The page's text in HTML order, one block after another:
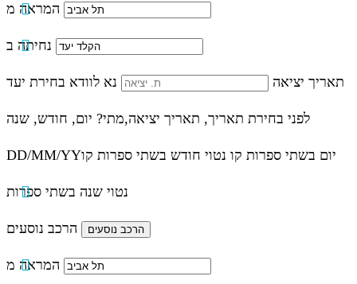
המראה מ
נחיתה ב
תאריך יציאה נא לוודא בחירת יעד
לפני בחירת תאריך, תאריך יציאה,מתי? יום, חודש, שנה
DD/MM/YYיום בשתי ספרות קו נטוי חודש בשתי ספרות קו
נטוי שנה בשתי ספרות
הרכב נוסעים
המראה מ